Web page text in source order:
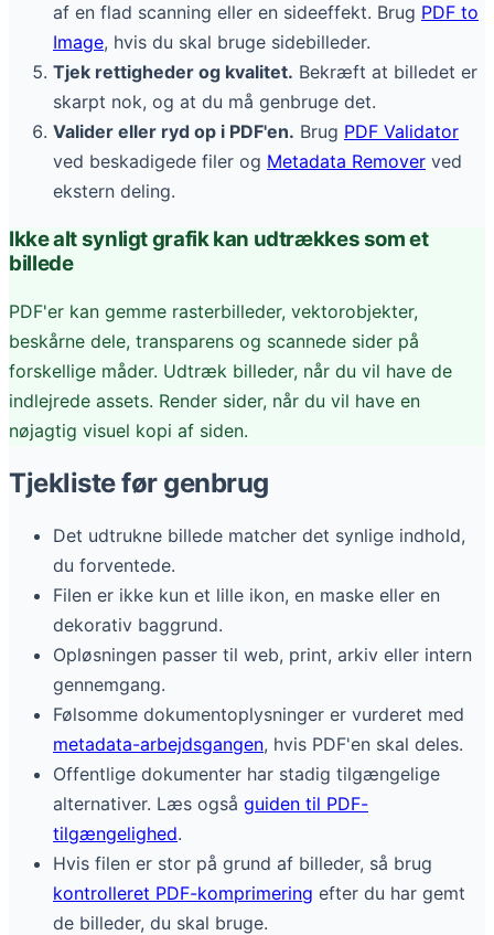
af en flad scanning eller en sideeffekt. Brug PDF to
Image, hvis du skal bruge sidebilleder.
Tjek rettigheder og kvalitet. Bekræft at billedet er
skarpt nok, og at du må genbruge det.
Valider eller ryd op i PDF'en. Brug PDF Validator
ved beskadigede filer og Metadata Remover ved
ekstern deling.
Ikke alt synligt grafik kan udtrækkes som et
billede
PDF'er kan gemme rasterbilleder, vektorobjekter,
beskårne dele, transparens og scannede sider på
forskellige måder. Udtræk billeder, når du vil have de
indlejrede assets. Render sider, når du vil have en
nøjagtig visuel kopi af siden.
Tjekliste før genbrug
Det udtrukne billede matcher det synlige indhold,
du forventede.
Filen er ikke kun et lille ikon, en maske eller en
dekorativ baggrund.
Opløsningen passer til web, print, arkiv eller intern
gennemgang.
Følsomme dokumentoplysninger er vurderet med
metadata-arbejdsgangen, hvis PDF'en skal deles.
Offentlige dokumenter har stadig tilgængelige
alternativer. Læs også guiden til PDF-
tilgængelighed.
Hvis filen er stor på grund af billeder, så brug
kontrolleret PDF-komprimering efter du har gemt
de billeder, du skal bruge.